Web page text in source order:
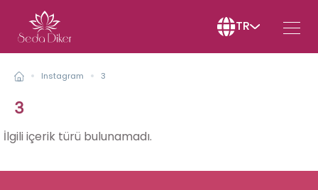
TR
Instagram 3
3
İlgili içerik türü bulunamadı.